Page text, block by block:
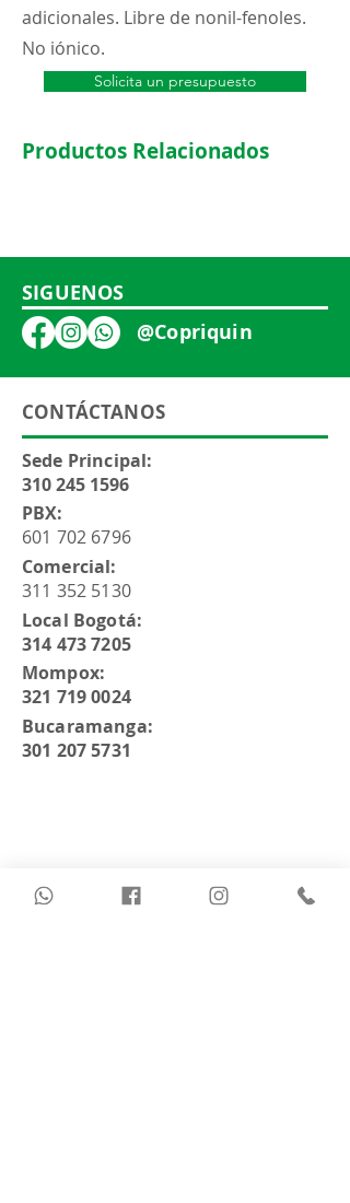
adicionales. Libre de nonil-fenoles.
No iónico.
Solicita un presupuesto
Productos Relacionados
SIGUENOS
@Copriquin
CONTÁCTANOS
Sede Principal:
310 245 1596
PBX:
601 702 6796
Comercial:
311 352 5130
Local Bogotá:
314 473 7205
Mompox:
321 719 0024
Bucaramanga:
301 207 5731